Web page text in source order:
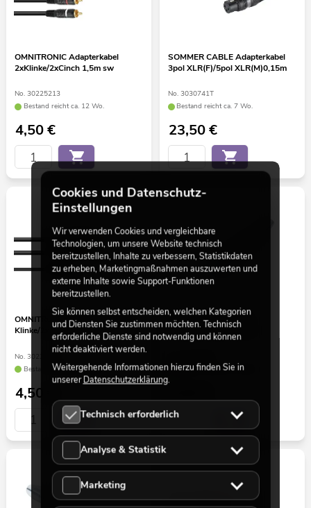
OMNITRONIC Adapterkabel
2xKlinke/2xCinch 1,5m sw
No. 30225213
Bestand reicht ca. 12 Wo.
4,50€
SOMMER CABLE Adapterkabel
3pol XLR(F)/5pol XLR(M)0,15m
No. 3030741T
Bestand reicht ca. 7 Wo.
23,50€
OMNITRONIC Adapterkabel 3,5
Klinke/2xCinch 0,5m sw
No. 3022514X
Bestand reicht ca. 12 Wo.
4,50
OMNITRONIC Adapter
XLR(F)/Klinke(F) mono
Bestand reicht ca. 12 Wo.
Cookies und Datenschutz-
Einstellungen
Wir verwenden Cookies und vergleichbare
Technologien, um unsere Website technisch
bereitzustellen, Inhalte zu verbessern, Statistikdaten
zu erheben, Marketingmaßnahmen auszuwerten und
externe Inhalte sowie Support-Funktionen
bereitzustellen.
Sie können selbst entscheiden, welchen Kategorien
und Diensten Sie zustimmen möchten. Technisch
erforderliche Dienste sind notwendig und können
nicht deaktiviert werden.
Weitergehende Informationen hierzu finden Sie in
unsererDatenschutzerklärung.
Technisch erforderlich
Analyse & Statistik
Marketing